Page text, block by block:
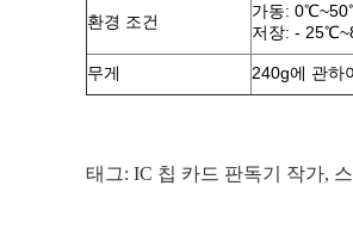
환경 조건
가동:
저장: -
무게 240g에 관하
태그: IC 칩 카드 판독기 작가,